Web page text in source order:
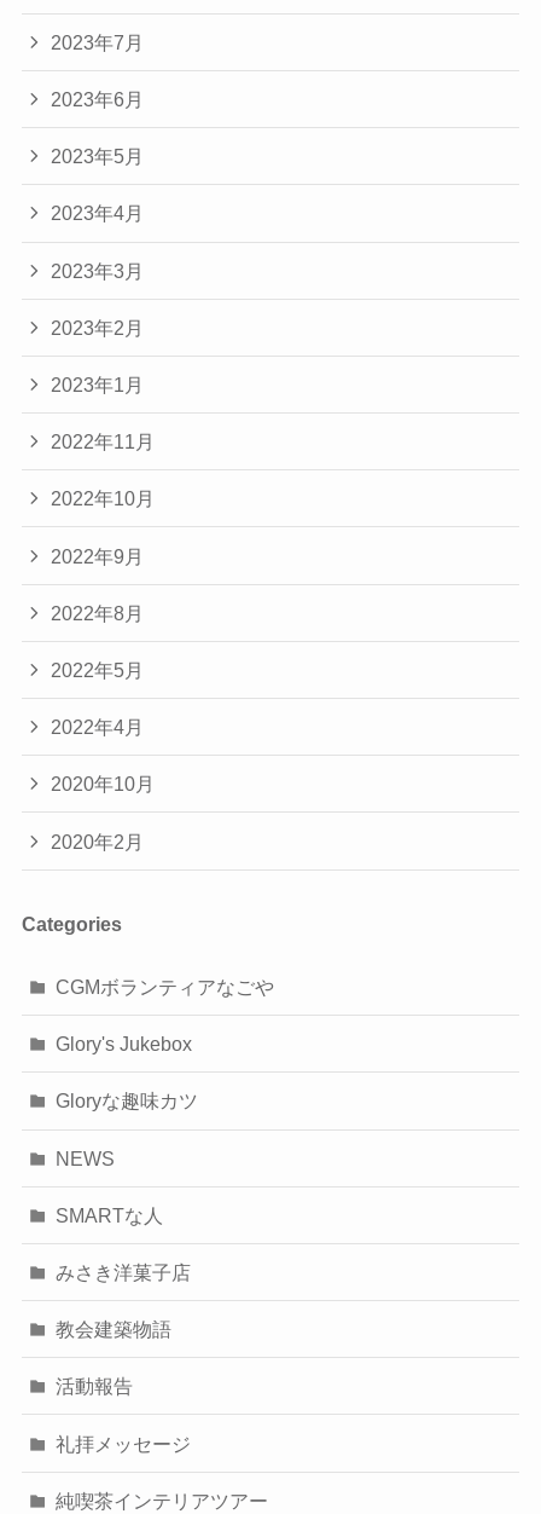
2023年7月
2023年6月
2023年5月
2023年4月
2023年3月
2023年2月
2023年1月
2022年11月
2022年10月
2022年9月
2022年8月
2022年5月
2022年4月
2020年10月
2020年2月
Categories
CGMボランティアなごや
Glory's Jukebox
Gloryな趣味カツ
NEWS
SMARTな人
みさき洋菓子店
教会建築物語
活動報告
礼拝メッセージ
純喫茶インテリアツアー